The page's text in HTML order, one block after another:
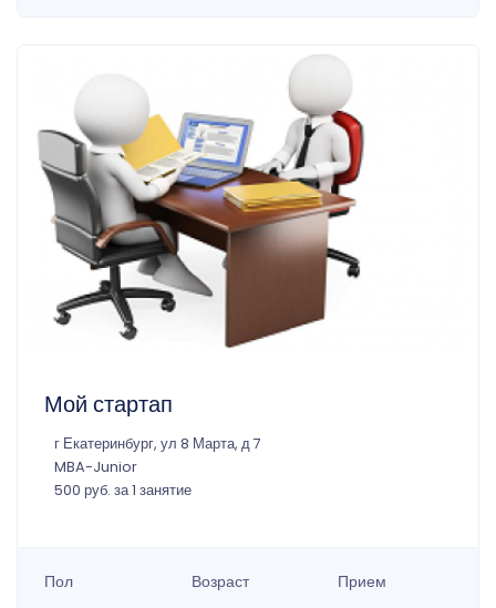
Мой стартап
г Екатеринбург, ул 8 Марта, д 7
MBA-Junior
500 руб. за 1 занятие
Пол Возраст Прием